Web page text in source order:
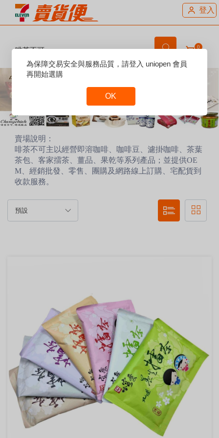
登入
啡茶不可 0
賣場說明：
啡茶不可主以經營即溶咖啡、咖啡豆、濾掛咖啡、茶葉
茶包、客家擂茶、薑品、果乾等系列產品；並提供OE
M、經銷批發、零售、團購及網路線上訂購、宅配貨到
收款服務。
Reset
Focus
為保障交易安全與服務品質，請登入 uniopen 會員
再開始選購
OK
Focus